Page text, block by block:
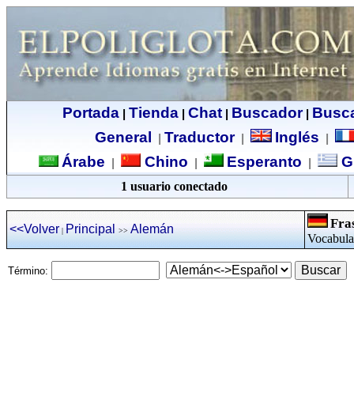
Portada| Tienda| Chat| Buscador|
General
Traductor| Inglés
Árabe Chino Esperanto
1 usuario conectado
<<Volver | Principal >> Alemán
Término: